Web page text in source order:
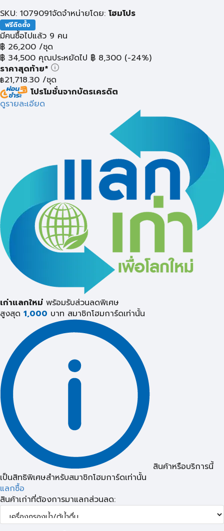
SKU: 1079091จัดจำหน่ายโดย: โฮมโปร
ฟรีติดตั้ง
มีคนซื้อไปแล้ว 9 คน
฿ 26,200 /ชุด
฿ 34,500 คุณประหยัดไป ฿ 8,300 (-24%)
ราคาสุดท้าย*
฿21,718.30 /ชุด
โปรโมชั่นจากบัตรเครดิต
ดูรายละเอียด
เก่าแลกใหม่ พร้อมรับส่วนลดพิเศษ
สูงสุด 1,000 บาท สมาชิกโฮมการ์ดเท่านั้น
สินค้าหรือบริการนี้
เป็นสิทธิพิเศษสำหรับสมาชิกโฮมการ์ดเท่านั้น
แลกซื้อ
สินค้าเก่าที่ต้องการมาแลกส่วนลด: